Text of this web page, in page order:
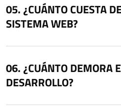
¿CUÁNTO CUESTA
SISTEMA WEB?
¿CUÁNTO DEMORA
DESARROLLO?